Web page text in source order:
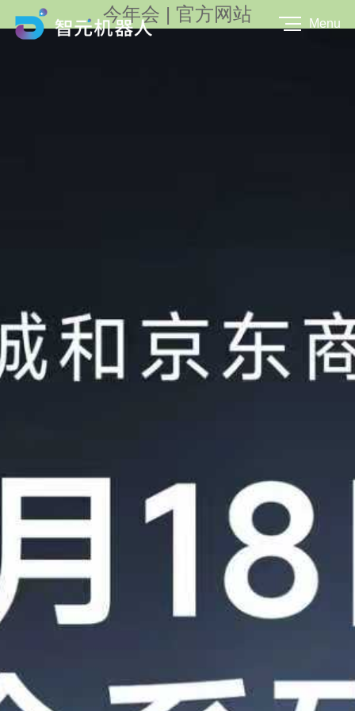
今年会 | 官方网站 Menu